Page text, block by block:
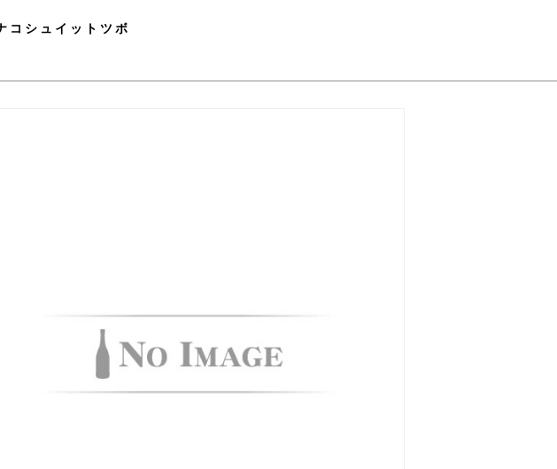
コシュイットツボ